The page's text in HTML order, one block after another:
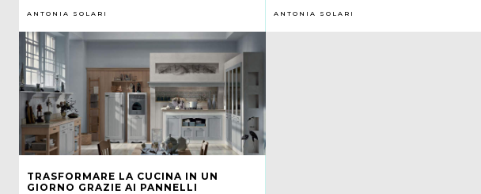
ANTONIA SOLARI ANTONIA SOLARI
TRASFORMARE LA CUCINA IN UN
GIORNO GRAZIE AI PANNELLI